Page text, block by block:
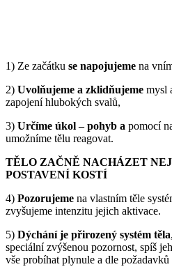
1) Ze začátku se napojujeme na
2) Uvolňujeme a zklidňujeme mysl
zapojení hlubokých svalů,
3) Určíme úkol – pohyb a pomocí
umožníme tělu reagovat.
TĚLO ZAČNĚ NACHÁZET
POSTAVENÍ KOSTÍ
4) Pozorujeme na vlastním těle
zvyšujeme intenzitu jejich aktivace.
5) Dýchání je přirozený systém těla
speciální zvýšenou pozornost, spíš
vše probíhat plynule a dle požadavků